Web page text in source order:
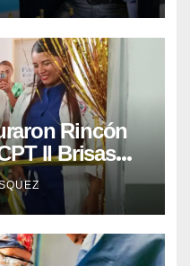
Rincón
II Brisas